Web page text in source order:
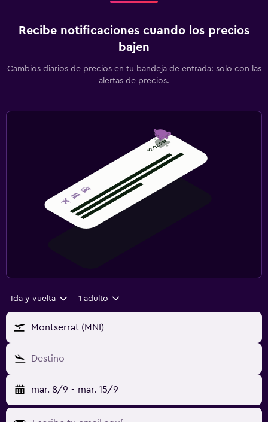
Recibe notificaciones cuando los precios
bajen
Cambios diarios de precios en tu bandeja de entrada: solo con las
alertas de precios.
Ida y vuelta 1 adulto
Montserrat (MNI)
Destino
mar. 8/9 - mar. 15/9